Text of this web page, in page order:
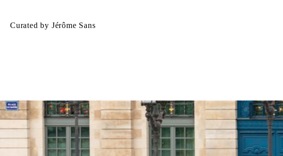
Curated by Jérôme Sans